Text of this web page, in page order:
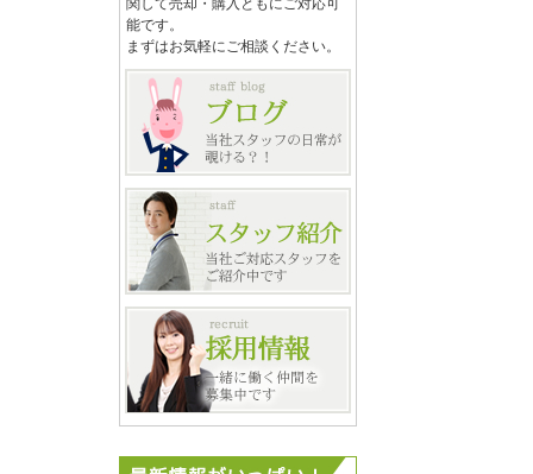
関して売却・購入ともにご対応可
能です。
まずはお気軽にご相談ください。